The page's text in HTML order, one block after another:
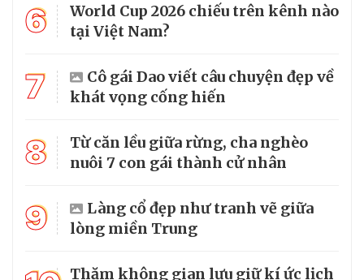
6
World Cup 2026 chiếu trên kênh nào
tại Việt Nam?
7
Cô gái Dao viết câu chuyện đẹp về
khát vọng cống hiến
8
Từ căn lều giữa rừng, cha nghèo
nuôi 7 con gái thành cử nhân
9
Làng cổ đẹp như tranh vẽ giữa
lòng miền Trung
Thăm không gian lưu giữ kí ức lịch